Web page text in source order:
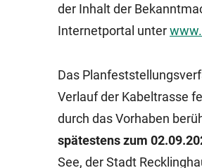
der Inhalt der
Internetportal unter
Das
Verlauf der Kabeltrasse
durch das Vorhaben
spätestens zum
See, der Stadt